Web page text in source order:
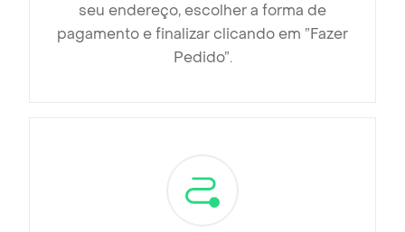
seu endereço, escolher a forma de
pagamento e finalizar clicando em ”Fazer
Pedido”.